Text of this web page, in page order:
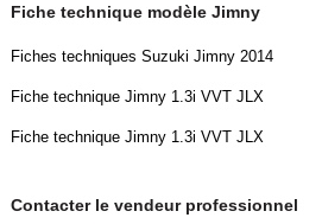
Fiche technique modèle Jimny
Fiches techniques Suzuki Jimny 2014
Fiche technique Jimny 1.3i VVT JLX
Fiche technique Jimny 1.3i VVT JLX
Contacter le vendeur professionnel